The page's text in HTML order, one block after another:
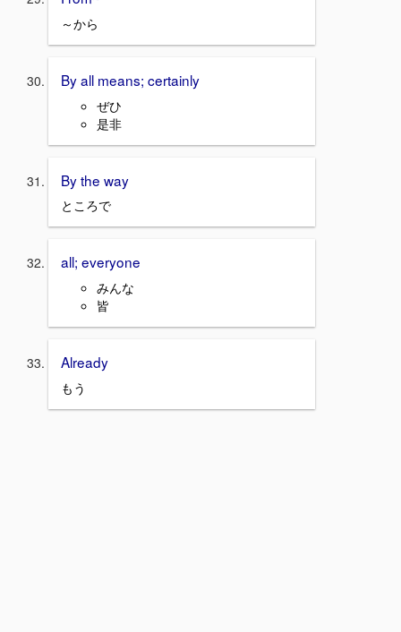
～から
By all means; certainly
ぜひ
是非
By the way
ところで
all; everyone
みんな
皆
Already
もう